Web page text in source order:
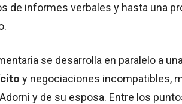
de informes verbales y hasta una
se desarrolla en paralelo a
y negociaciones incompatibles,
y de su esposa. Entre los